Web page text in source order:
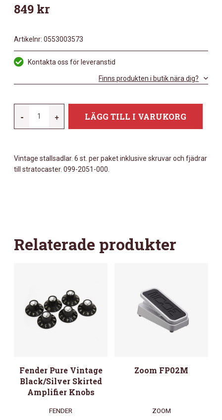
849 kr
Artikelnr: 0553003573
Kontakta oss för leveranstid
Finns produkten i butik nära dig?
-
FENDER
6
ST.
+ LÄGG TILL I VARUKORG
Vintage stallsadlar. 6 st. per paket inklusive skruvar och fjädrar
till stratocaster. 099-2051-000.
Relaterade produkter
Fender Pure Vintage
Black/Silver Skirted
Amplifier Knobs
FENDER
Zoom FP02M
ZOOM